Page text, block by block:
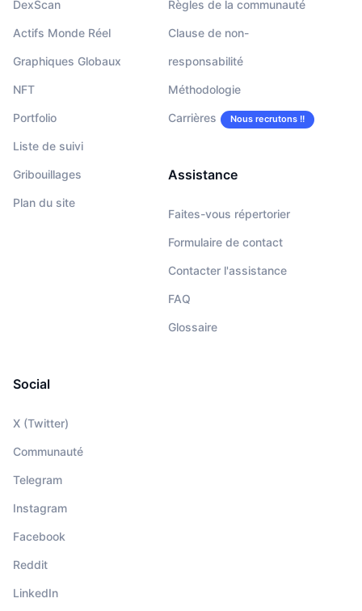
DexScan
Actifs Monde Réel
Graphiques Globaux
NFT
Portfolio
Liste de suivi
Gribouillages
Plan du site
Règles de la communauté
Clause de non-
responsabilité
Méthodologie
Carrières Nous recrutons !!
Assistance
Faites-vous répertorier
Formulaire de contact
Contacter l'assistance
FAQ
Glossaire
Social
X (Twitter)
Communauté
Telegram
Instagram
Facebook
Reddit
LinkedIn